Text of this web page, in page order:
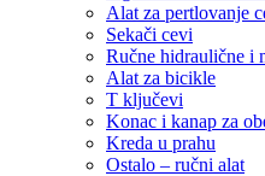
Alat za pertlovanje
Sekači cevi
Ručne hidraulične i
Alat za bicikle
T ključevi
Konac i kanap za
Kreda u prahu
Ostalo – ručni alat